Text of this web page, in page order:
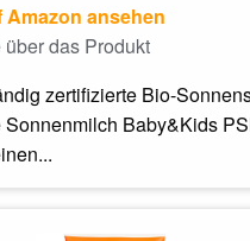
Amazon ansehen
das Produkt
zertifizierte Bio-
Baby&Kids